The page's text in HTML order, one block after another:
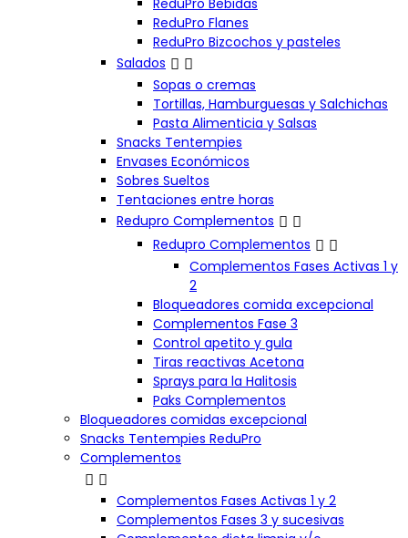
ReduPro Bebidas
ReduPro Flanes
ReduPro Bizcochos y pasteles
Salados  
Sopas o cremas
Tortillas, Hamburguesas y Salchichas
Pasta Alimenticia y Salsas
Snacks Tentempies
Envases Económicos
Sobres Sueltos
Tentaciones entre horas
Redupro Complementos  
Redupro Complementos  
Complementos Fases Activas 1 y
2
Bloqueadores comida excepcional
Complementos Fase 3
Control apetito y gula
Tiras reactivas Acetona
Sprays para la Halitosis
Paks Complementos
Bloqueadores comidas excepcional
Snacks Tentempies ReduPro
Complementos
 
Complementos Fases Activas 1 y 2
Complementos Fases 3 y sucesivas